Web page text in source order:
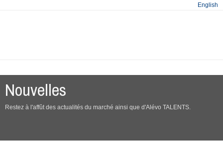
English
Nouvelles
Restez à l'affût des actualités du marché ainsi que d'Alévo TALENTS.